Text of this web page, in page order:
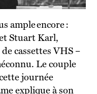
Stuart Karl,
cassettes VHS –
Le couple
journée
explique à son